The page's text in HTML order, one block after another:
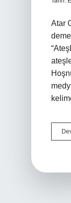
Atar